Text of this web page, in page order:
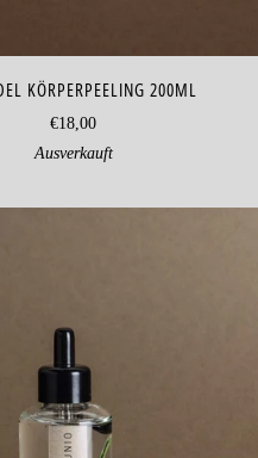
KÖRPERPEELING 200ML
€18,00
Ausverkauft